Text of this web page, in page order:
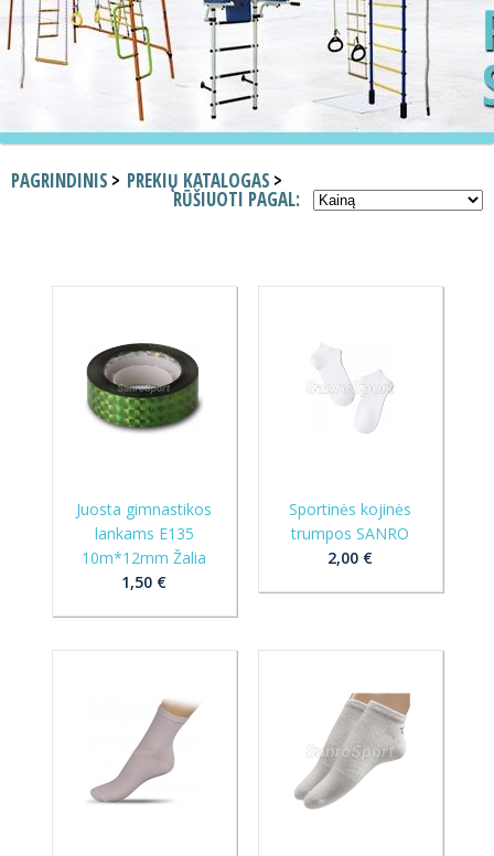
PAGRINDINIS PREKIŲ KATALOGAS
RŪŠIUOTI PAGAL:
Juosta gimnastikos
lankams E135
10m*12mm Žalia
1,50 €
Sportinės kojinės
trumpos SANRO
2,00 €